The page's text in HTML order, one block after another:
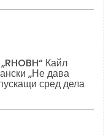
Кайл
„Не дава
сред дела